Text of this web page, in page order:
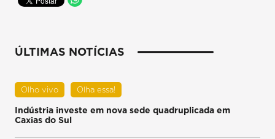
ÚLTIMAS NOTÍCIAS
Olho vivo Olha essa!
Indústria investe em nova sede quadruplicada em
Caxias do Sul